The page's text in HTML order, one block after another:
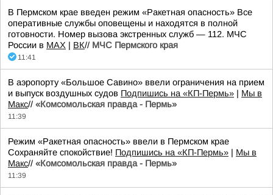
В Пермском крае введен режим «Ракетная опасность» Все
оперативные службы оповещены и находятся в полной
готовности. Номер вызова экстренных служб — 112. МЧС
России в MAX | ВК// МЧС Пермского края
11:41
В аэропорту «Большое Савино» ввели ограничения на прием
и выпуск воздушных судов Подпишись на «КП-Пермь» | Мы в
Maкс// «Комсомольская правда - Пермь»
11:39
Режим «Ракетная опасность» ввели в Пермском крае
Сохраняйте спокойствие! Подпишись на «КП-Пермь» | Мы в
Maкс// «Комсомольская правда - Пермь»
11:39